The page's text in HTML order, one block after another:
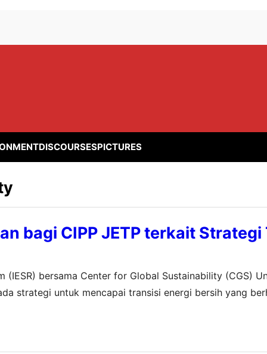
DISCOURSESPICTURES
bagi CIPP JETP terkait
bersama Center for Global Sustainability (CGS)
strategi untuk mencapai transisi energi bersih yang